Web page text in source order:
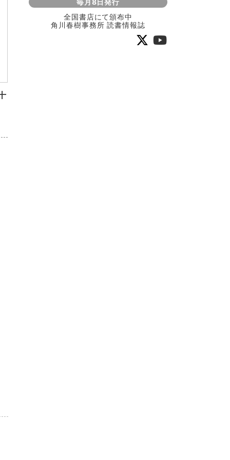
全国書店にて頒布中
角川春樹事務所 読書情報誌